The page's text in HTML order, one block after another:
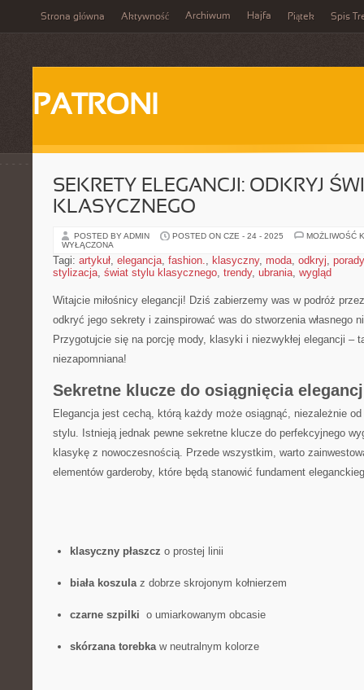
Strona główna Aktywność Archiwum Hajfa Piątek Spis
PATRONI
SEKRETY ELEGANCJI: ODKRYJ
KLASYCZNEGO
POSTED BY ADMIN POSTED ON CZE - 24 - 2025
MOŻLIWOŚĆ
WYŁĄCZONA
Tagi: artykuł, elegancja, fashion., klasyczny, moda, odkryj, porady
stylizacja, świat stylu klasycznego, trendy, ubrania, wygląd
Witajcie ‌miłośnicy elegancji! Dziś zabierzemy was w podróż
‍odkryć ​jego​ sekrety i​ zainspirować was do stworzenia własnego
Przygotujcie się na porcję mody, klasyki i ‌niezwykłej elegancji –
niezapomniana!
Sekretne klucze do ‍osiągnięcia⁤
Elegancja jest cechą, którą każdy może osiągnąć, niezależnie
stylu. Istnieją‍ jednak pewne ⁣sekretne klucze do perfekcyjnego
klasykę z‌ nowoczesnością.‍ Przede ⁤wszystkim, warto
elementów ⁣garderoby, które będą stanowić ⁤fundament‍
klasyczny płaszcz o prostej ‍linii
biała koszulaz dobrze skrojonym​ kołnierzem
czarne‌ szpilki ‌ o umiarkowanym obcasie
skórzana torebkaw​ neutralnym kolorze